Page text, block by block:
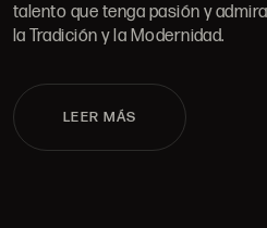
talento que tenga pasión y
la Tradición y la Modernidad.
LEER MÁS